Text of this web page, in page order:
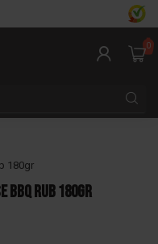
0
180gr
Rub 180gr